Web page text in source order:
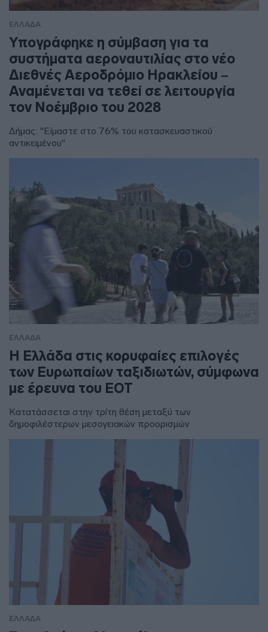
ΕΛΛΑΔΑ
Υπογράφηκε η σύμβαση για τα
συστήματα αεροναυτιλίας στο νέο
Διεθνές Αεροδρόμιο Ηρακλείου –
Αναμένεται να τεθεί σε λειτουργία
τον Νοέμβριο του 2028
Δήμας: "Είμαστε στο 76% του κατασκευαστικού
αντικειμένου"
ΕΛΛΑΔΑ
Η Ελλάδα στις κορυφαίες επιλογές
των Ευρωπαίων ταξιδιωτών, σύμφωνα
με έρευνα του ΕΟΤ
Κατατάσσεται στην τρίτη θέση μεταξύ των
δημοφιλέστερων μεσογειακών προορισμών
ΕΛΛΑΔΑ